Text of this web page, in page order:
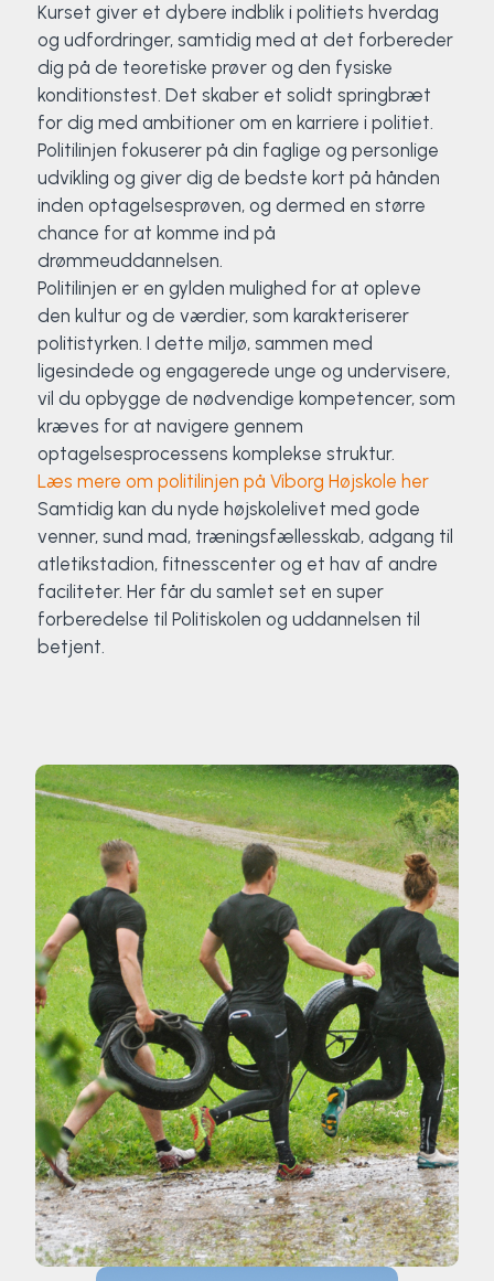
Kurset giver et dybere indblik i politiets hverdag
og udfordringer, samtidig med at det forbereder
dig på de teoretiske prøver og den fysiske
konditionstest. Det skaber et solidt springbræt
for dig med ambitioner om en karriere i politiet.
Politilinjen fokuserer på din faglige og personlige
udvikling og giver dig de bedste kort på hånden
inden optagelsesprøven, og dermed en større
chance for at komme ind på
drømmeuddannelsen.
Politilinjen er en gylden mulighed for at opleve
den kultur og de værdier, som karakteriserer
politistyrken. I dette miljø, sammen med
ligesindede og engagerede unge og undervisere,
vil du opbygge de nødvendige kompetencer, som
kræves for at navigere gennem
optagelsesprocessens komplekse struktur.
Læs mere om politilinjen på Viborg Højskole her
Samtidig kan du nyde højskolelivet med gode
venner, sund mad, træningsfællesskab, adgang til
atletikstadion, fitnesscenter og et hav af andre
faciliteter. Her får du samlet set en super
forberedelse til Politiskolen og uddannelsen til
betjent.